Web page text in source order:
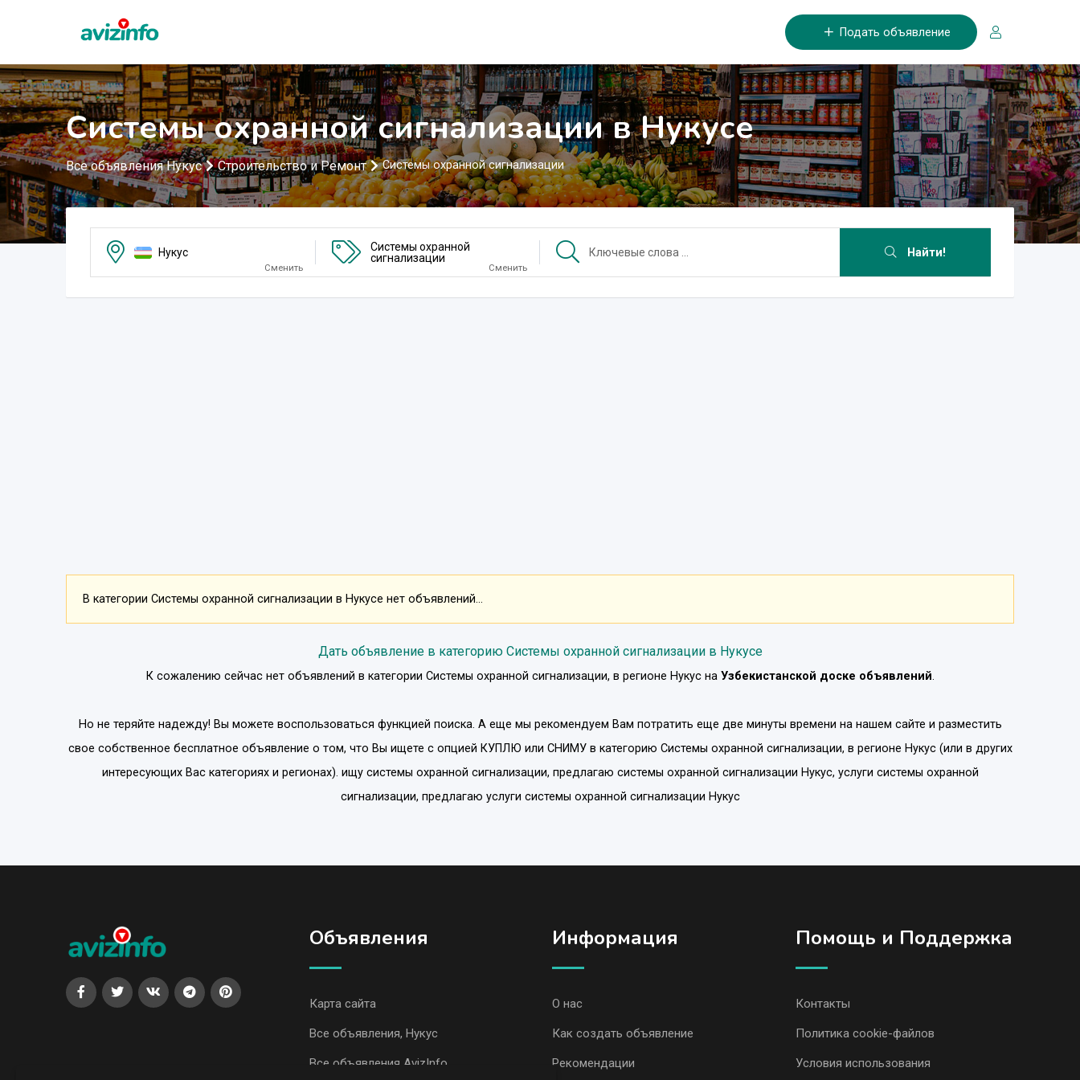
Подать объявление
Системы охранной сигнализации в Нукусе
Все объявления Нукус Строительство и Ремонт Системы охранной сигнализации
Нукус
Сменить
Системы охранной
сигнализации
Сменить
Найти!
В категории Системы охранной сигнализации в Нукусе нет объявлений...
Дать объявление в категорию Системы охранной сигнализации в Нукусе
К сожалению сейчас нет объявлений в категории Системы охранной сигнализации, в регионе Нукусна Узбекистанской доске объявлений.
Но не теряйте надежду! Вы можете воспользоваться функцией поиска. А еще мы рекомендуем Вам потратить еще две минуты времени на нашем сайте и разместить
свое собственное бесплатное объявление о том, что Вы ищете с опцией КУПЛЮ или СНИМУв категорию Системы охранной сигнализации, в регионе Нукус(или в других
интересующих Вас категориях и регионах). ищу системы охранной сигнализации, предлагаю системы охранной сигнализации Нукус, услуги системы охранной
сигнализации, предлагаю услуги системы охранной сигнализации Нукус
Объявления
Карта сайта
Все объявления, Нукус
Все объявления AvizInfo
Информация
О нас
Как создать объявление
Рекомендации
Помощь и Поддержка
Контакты
Политика cookie-файлов
Условия использования